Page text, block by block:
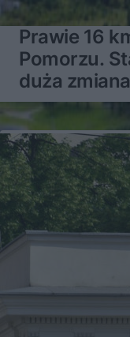
Prawie 16
Pomorzu.
duża zmiana